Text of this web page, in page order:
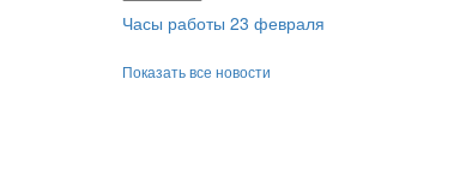
Часы работы 23 февраля
Показать все новости